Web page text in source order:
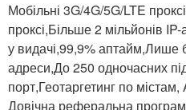
Мобільні 3G/4G/5G/LTE
проксі,Більше 2 мільйонів
у видачі,99,9% аптайм,Лише
адреси,До 250 одночасних
порт,Геотаргетинг по
Довічна реферальна